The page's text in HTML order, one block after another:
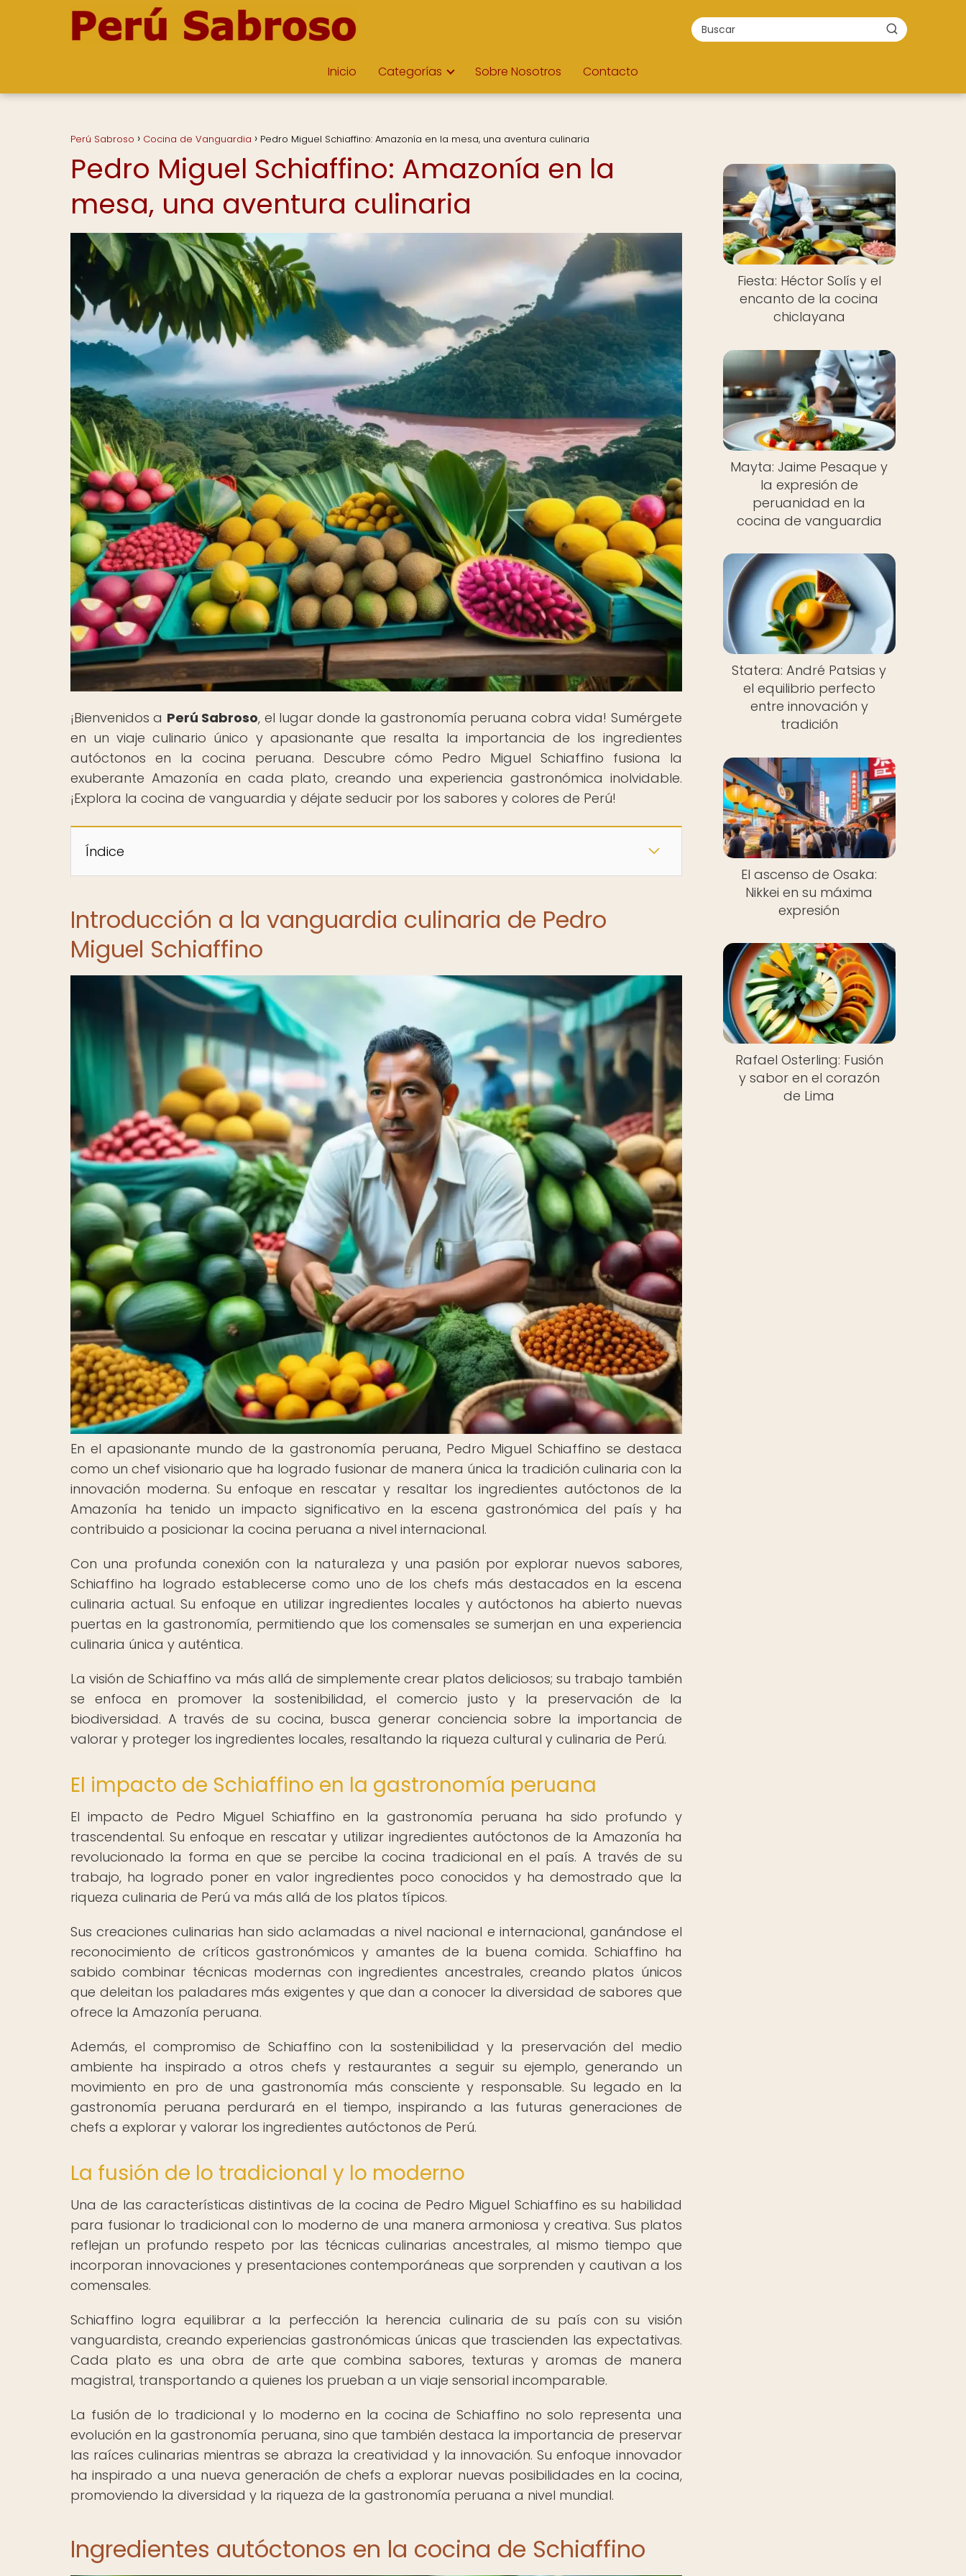
Inicio Categorías Sobre Nosotros Contacto
Perú Sabroso Cocina de Vanguardia Pedro Miguel Schiaffino: Amazonía en la mesa, una aventura culinaria
Pedro Miguel Schiaffino: Amazonía en la
mesa, una aventura culinaria
¡Bienvenidos a Perú Sabroso, el lugar donde la gastronomía peruana cobra vida! Sumérgete
en un viaje culinario único y apasionante que resalta la importancia de los ingredientes
autóctonos en la cocina peruana. Descubre cómo Pedro Miguel Schiaffino fusiona la
exuberante Amazonía en cada plato, creando una experiencia gastronómica inolvidable.
¡Explora la cocina de vanguardia y déjate seducir por los sabores y colores de Perú!
Índice
Introducción a la vanguardia culinaria de Pedro
Miguel Schiaffino
En el apasionante mundo de la gastronomía peruana, Pedro Miguel Schiaffino se destaca
como un chef visionario que ha logrado fusionar de manera única la tradición culinaria con la
innovación moderna. Su enfoque en rescatar y resaltar los ingredientes autóctonos de la
Amazonía ha tenido un impacto significativo en la escena gastronómica del país y ha
contribuido a posicionar la cocina peruana a nivel internacional.
Con una profunda conexión con la naturaleza y una pasión por explorar nuevos sabores,
Schiaffino ha logrado establecerse como uno de los chefs más destacados en la escena
culinaria actual. Su enfoque en utilizar ingredientes locales y autóctonos ha abierto nuevas
puertas en la gastronomía, permitiendo que los comensales se sumerjan en una experiencia
culinaria única y auténtica.
La visión de Schiaffino va más allá de simplemente crear platos deliciosos; su trabajo también
se enfoca en promover la sostenibilidad, el comercio justo y la preservación de la
biodiversidad. A través de su cocina, busca generar conciencia sobre la importancia de
valorar y proteger los ingredientes locales, resaltando la riqueza cultural y culinaria de Perú.
El impacto de Schiaffino en la gastronomía peruana
El impacto de Pedro Miguel Schiaffino en la gastronomía peruana ha sido profundo y
trascendental. Su enfoque en rescatar y utilizar ingredientes autóctonos de la Amazonía ha
revolucionado la forma en que se percibe la cocina tradicional en el país. A través de su
trabajo, ha logrado poner en valor ingredientes poco conocidos y ha demostrado que la
riqueza culinaria de Perú va más allá de los platos típicos.
Sus creaciones culinarias han sido aclamadas a nivel nacional e internacional, ganándose el
reconocimiento de críticos gastronómicos y amantes de la buena comida. Schiaffino ha
sabido combinar técnicas modernas con ingredientes ancestrales, creando platos únicos
que deleitan los paladares más exigentes y que dan a conocer la diversidad de sabores que
ofrece la Amazonía peruana.
Además, el compromiso de Schiaffino con la sostenibilidad y la preservación del medio
ambiente ha inspirado a otros chefs y restaurantes a seguir su ejemplo, generando un
movimiento en pro de una gastronomía más consciente y responsable. Su legado en la
gastronomía peruana perdurará en el tiempo, inspirando a las futuras generaciones de
chefs a explorar y valorar los ingredientes autóctonos de Perú.
La fusión de lo tradicional y lo moderno
Una de las características distintivas de la cocina de Pedro Miguel Schiaffino es su habilidad
para fusionar lo tradicional con lo moderno de una manera armoniosa y creativa. Sus platos
reflejan un profundo respeto por las técnicas culinarias ancestrales, al mismo tiempo que
incorporan innovaciones y presentaciones contemporáneas que sorprenden y cautivan a los
comensales.
Schiaffino logra equilibrar a la perfección la herencia culinaria de su país con su visión
vanguardista, creando experiencias gastronómicas únicas que trascienden las expectativas.
Cada plato es una obra de arte que combina sabores, texturas y aromas de manera
magistral, transportando a quienes los prueban a un viaje sensorial incomparable.
La fusión de lo tradicional y lo moderno en la cocina de Schiaffino no solo representa una
evolución en la gastronomía peruana, sino que también destaca la importancia de preservar
las raíces culinarias mientras se abraza la creatividad y la innovación. Su enfoque innovador
ha inspirado a una nueva generación de chefs a explorar nuevas posibilidades en la cocina,
promoviendo la diversidad y la riqueza de la gastronomía peruana a nivel mundial.
Ingredientes autóctonos en la cocina de Schiaffino
Fiesta: Héctor Solís y el
encanto de la cocina
chiclayana
Mayta: Jaime Pesaque y
la expresión de
peruanidad en la
cocina de vanguardia
Statera: André Patsias y
el equilibrio perfecto
entre innovación y
tradición
El ascenso de Osaka:
Nikkei en su máxima
expresión
Rafael Osterling: Fusión
y sabor en el corazón
de Lima